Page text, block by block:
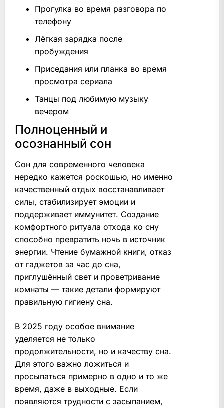
Прогулка во время разговора по
телефону
Лёгкая зарядка после
пробуждения
Приседания или планка во время
просмотра сериала
Танцы под любимую музыку
вечером
Полноценный и
осознанный сон
Сон для современного человека
нередко кажется роскошью, но именно
качественный отдых восстанавливает
силы, стабилизирует эмоции и
поддерживает иммунитет. Создание
комфортного ритуала отхода ко сну
способно превратить ночь в источник
энергии. Чтение бумажной книги, отказ
от гаджетов за час до сна,
приглушённый свет и проветривание
комнаты — такие детали формируют
правильную гигиену сна.
В 2025 году особое внимание
уделяется не только
продолжительности, но и качеству сна.
Для этого важно ложиться и
просыпаться примерно в одно и то же
время, даже в выходные. Если
появляются трудности с засыпанием,